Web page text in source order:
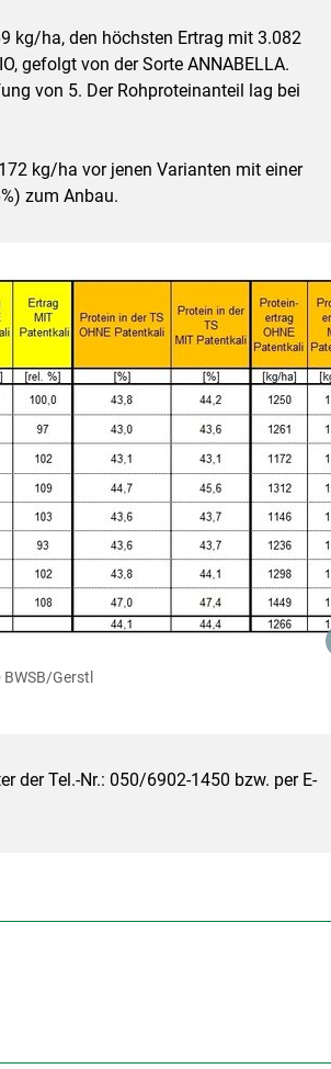
kg/ha, den höchsten Ertrag mit 3.082
gefolgt von der Sorte ANNABELLA.
von 5. Der Rohproteinanteil lag bei
kg/ha vor jenen Varianten mit einer
zum Anbau.
Gerstl
der Tel.-Nr.: 050/6902-1450 bzw. per E-